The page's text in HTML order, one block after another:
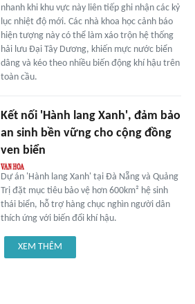
nhanh khi khu vực này liên tiếp ghi nhận các kỷ
lục nhiệt độ mới. Các nhà khoa học cảnh báo
hiện tượng này có thể làm xáo trộn hệ thống
hải lưu Đại Tây Dương, khiến mực nước biển
dâng và kéo theo nhiều biến động khí hậu trên
toàn cầu.
Kết nối 'Hành lang Xanh', đảm bảo
an sinh bền vững cho cộng đồng
ven biển
Dự án 'Hành lang Xanh' tại Đà Nẵng và Quảng
Trị đặt mục tiêu bảo vệ hơn 600km² hệ sinh
thái biển, hỗ trợ hàng chục nghìn người dân
thích ứng với biến đổi khí hậu.
XEM THÊM